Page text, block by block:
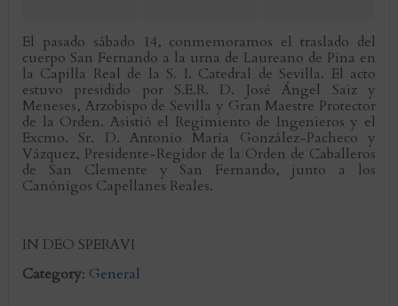
El pasado sábado 14, conmemoramos el traslado del
cuerpo San Fernando a la urna de Laureano de Pina en
la Capilla Real de la S. I. Catedral de Sevilla. El acto
estuvo presidido por S.E.R. D. José Ángel Saiz y
Meneses, Arzobispo de Sevilla y Gran Maestre Protector
de la Orden. Asistió el Regimiento de Ingenieros y el
Excmo. Sr. D. Antonio María González-Pacheco y
Vázquez, Presidente-Regidor de la Orden de Caballeros
de San Clemente y San Fernando, junto a los
Canónigos Capellanes Reales.
IN DEO SPERAVI
Category: General